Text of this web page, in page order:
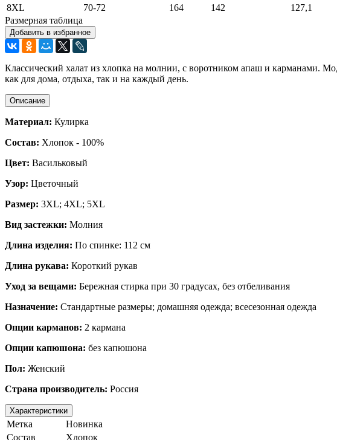
8XL
70-72 164 142 127,1
Размерная таблица
Добавить в избранное
Классический халат из хлопка на молнии, с воротником апаш и карманами.
как для дома, отдыха, так и на каждый день.
Описание
Материал: Кулирка
Состав: Хлопок - 100%
Цвет: Васильковый
Узор: Цветочный
Размер: 3XL; 4XL; 5XL
Вид застежки: Молния
Длина изделия: По спинке: 112 см
Длина рукава: Короткий рукав
Уход за вещами: Бережная стирка при 30 градусах, без отбеливания
Назначение: Стандартные размеры; домашняя одежда; всесезонная одежда
Опции карманов: 2 кармана
Опции капюшона: без капюшона
Пол: Женский
Страна производитель: Россия
Характеристики
Метка
Новинка
Состав
Хлопок